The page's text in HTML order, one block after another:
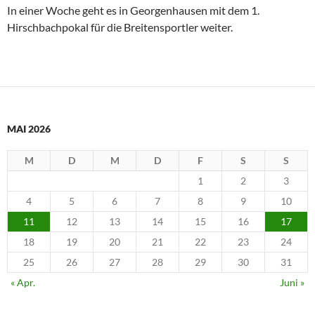
In einer Woche geht es in Georgenhausen mit dem 1.
Hirschbachpokal für die Breitensportler weiter.
MAI 2026
M D M D F S
S
1
2
3
4
5 6 7 8 9
10
11
12 13 14 15 16
17
18
19 20 21 22 23
24
25
26 27 28 29 30
31
« Apr.
Juni »